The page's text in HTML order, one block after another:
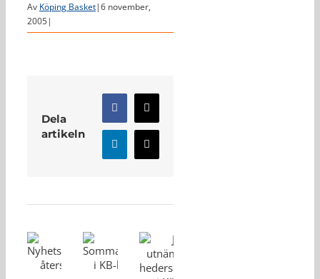
Av Köping Basket|6 november,
2005|
Dela
artikeln
Facebook
X
LinkedInE-
post